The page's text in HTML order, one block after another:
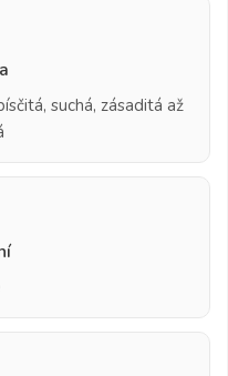
suchá, zásaditá až